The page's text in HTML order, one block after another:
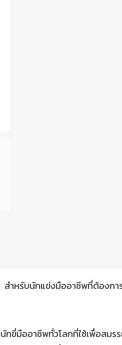
หรับนักแข่งมืออาชีพที่ต้องการ
กขี่มืออาชีพทั่วโลกที่ใช้เพื่อสมร